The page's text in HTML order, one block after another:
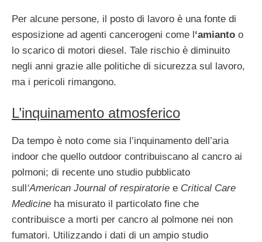
Per alcune persone, il posto di lavoro è una fonte di
esposizione ad agenti cancerogeni come l ‘amianto o
lo scarico di motori diesel. Tale rischio è diminuito
negli anni grazie alle politiche di sicurezza sul lavoro,
ma i pericoli rimangono.
L’inquinamento atmosferico
Da tempo è noto come sia l’inquinamento dell’aria
indoor che quello outdoor contribuiscano al cancro ai
polmoni; di recente uno studio pubblicato
sull‘American Journal of respiratorie e Critical Care
Medicine ha misurato il particolato fine che
contribuisce a morti per cancro al polmone nei non
fumatori. Utilizzando i dati di un ampio studio